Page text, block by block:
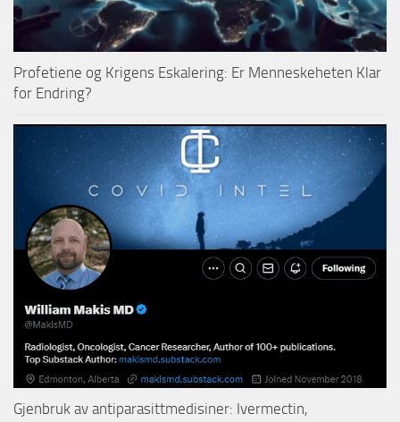
Profetiene og Krigens Eskalering: Er Menneskeheten Klar
for Endring?
Gjenbruk av antiparasittmedisiner: Ivermectin,